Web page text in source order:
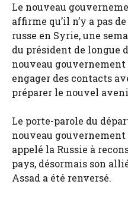
Le nouveau
affirme qu’il n’y a pas
russe en Syrie, une
du président de longue
nouveau
engager des contacts
préparer le nouvel
Le porte-parole du
nouveau
appelé la Russie à
pays, désormais son
Assad a été renversé.